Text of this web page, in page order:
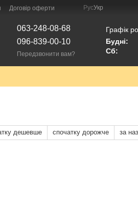
Договір оферти РусУкр
063-248-08-68
096-839-00-10
Передзвонити вам?
Графік
Будні:
Сб:
дешевше спочатку дорожче за